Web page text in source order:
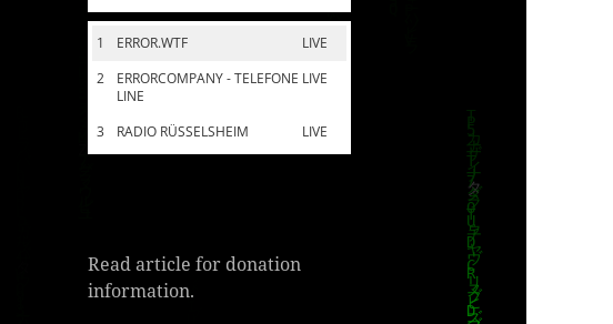
1 LIVE
ERROR.WTF
2
LIVE
ERRORCOMPANY - TELEFONE
LINE
3
LIVE
RADIO RÜSSELSHEIM
Read article for donation
information.